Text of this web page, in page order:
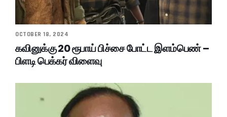
OCTOBER 18, 2024
கவினுக்கு 20 ரூபாய் பிச்சை போட்ட இளம்பெண் –
பிளடி பெக்கர் விளைவு